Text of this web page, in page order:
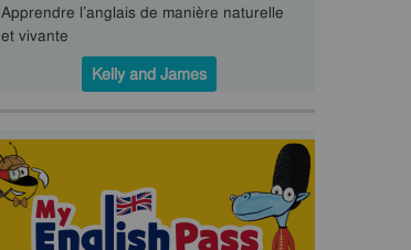
Apprendre l’anglais de manière naturelle
et vivante
Kelly and James